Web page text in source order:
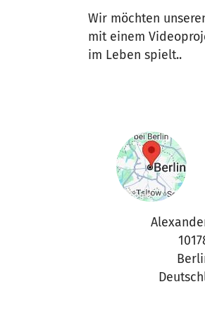
Wir möchten
mit einem
im Leben spielt..